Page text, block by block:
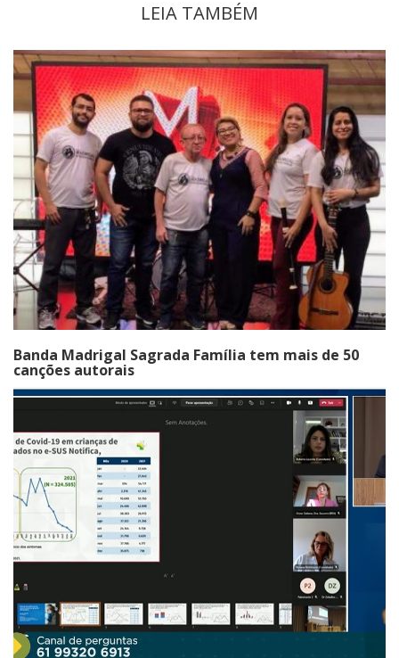
LEIA TAMBÉM
Banda Madrigal Sagrada Família tem mais de 50
canções autorais